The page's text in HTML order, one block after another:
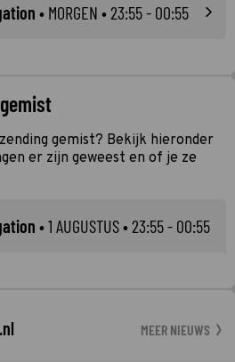
• MORGEN • 23:55 - 00:55
gemist? Bekijk hieronder
er zijn geweest en of je ze
•1 AUGUSTUS• 23:55 - 00:55
MEER NIEUWS